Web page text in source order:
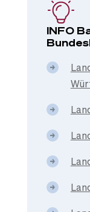
INFO